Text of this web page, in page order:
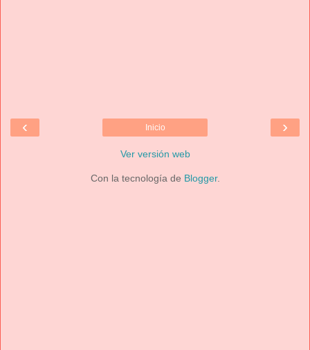
‹ ›
Inicio
Ver versión web
Con la tecnología de Blogger.